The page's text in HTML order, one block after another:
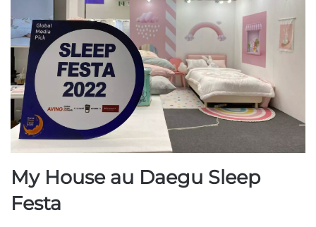
My House au Daegu Sleep
Festa